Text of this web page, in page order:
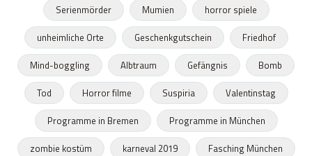
Serienmörder
Mumien
horror spiele
unheimliche Orte
Geschenkgutschein
Friedhof
Mind-boggling
Albtraum Gefängnis
Bomb
Tod
Horror filme Suspiria
Valentinstag
Programme in Bremen
Programme in München
zombie kostüm
karneval 2019
Fasching München